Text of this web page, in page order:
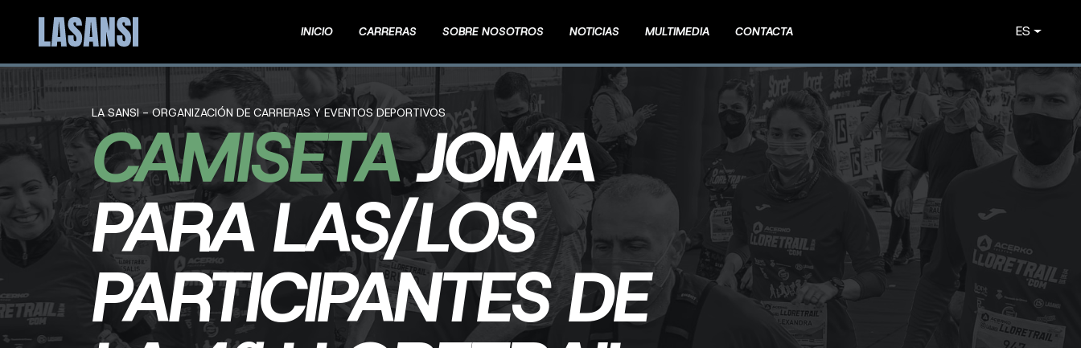
INICIO CARRERAS SOBRE NOSOTROS NOTICIAS MULTIMEDIA CONTACTA ES
LA SANSI - ORGANIZACIÓN DE CARRERAS Y EVENTOS DEPORTIVOS
CAMISETAJOMA
PARA LAS/LOS
PARTICIPANTES DE